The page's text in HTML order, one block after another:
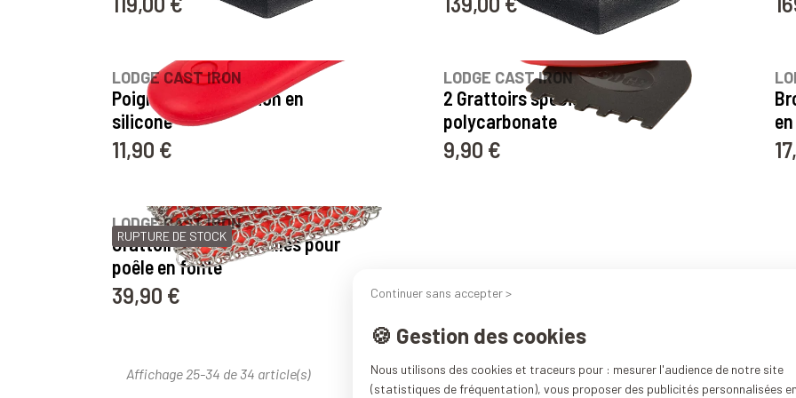
LODGE CAST IRON
Poignée de protection en
silicone
Prix
11,90 €
33
LODGE CAST IRON
2 Grattoirs spécial fonte en
polycarbonate
Prix
9,90 €
RUPTURE DE STOCK
LODGE CAST IRON
Grattoir cotte de mailles pour
poêle en fonte
Prix
39,90 €
Affichage 25-34 de 34 article(s) Précédent
Continuer sans accepter >
🍪 Gestion des cookies
Nous utilisons des cookies et traceurs pour : mesurer l'audience de notre site
(statistiques de fréquentation), vous proposer des publicités personnalisées en